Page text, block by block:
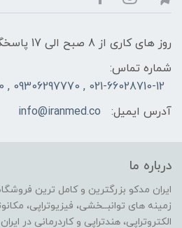
روز های کاری از 8 صبح الی 17 پاسخگوی شما هستیم
شماره تماس:
021-66028710-12 , 09306297770 , 09104948010
آدرس ایمیل:
info@iranmed.co
درباره ما
ایران مدکو بزرگترین و کامل ترین
زمینه های توانبــخشی، فیزیوتراپی،